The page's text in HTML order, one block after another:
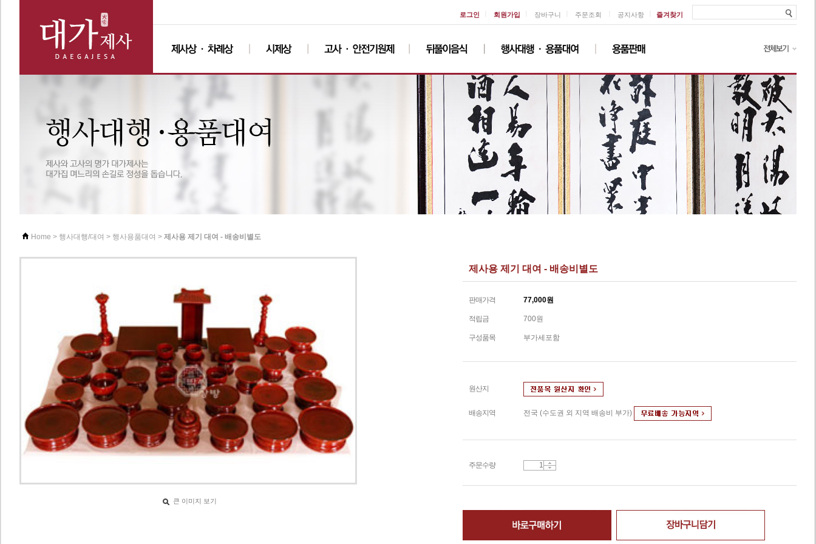
즐겨찾기
로그인 회원가입 장바구니 주문조회 공지사항
Home > 행사대행/대여 > 행사용품대여 > 제사용 제기 대여 - 배송비별도
큰 이미지 보기
제사용 제기 대여 - 배송비별도
판매가격 77,000원
적립금 700원
구성품목 부가세포함
원산지
배송지역 전국 (수도권 외 지역 배송비 부가)
주문수량